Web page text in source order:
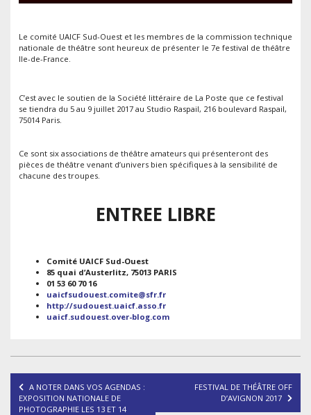
Le comité UAICF Sud-Ouest et les membres de la commission technique
nationale de théâtre sont heureux de présenter le 7e festival de théâtre
Ile-de-France.
C’est avec le soutien de la Société littéraire de La Poste que ce festival
se tiendra du 5 au 9 juillet 2017 au Studio Raspail, 216 boulevard Raspail,
75014 Paris.
Ce sont six associations de théâtre amateurs qui présenteront des
pièces de théâtre venant d’univers bien spécifiques à la sensibilité de
chacune des troupes.
ENTREE LIBRE
Comité UAICF Sud-Ouest
85 quai d’Austerlitz, 75013 PARIS
01 53 60 70 16
uaicfsudouest.comite@sfr.fr
http://sudouest.uaicf.asso.fr
uaicf.sudouest.over-blog.com
Navigation
de
A NOTER DANS VOS AGENDAS :
EXPOSITION NATIONALE DE
PHOTOGRAPHIE LES 13 ET 14
FESTIVAL DE THÉÂTRE OFF
D’AVIGNON 2017